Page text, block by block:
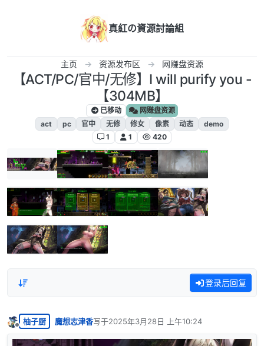
真紅の資源討論組
主页 资源发布区 网赚盘资源
【ACT/PC/官中/无修】I will purify you -
【304MB】
已移动
网赚盘资源
act
pc 官中 无修 修女 像素 动态
demo
1
1 420
登录后回复
离线
柚子厨 魔想志津香写于2025年3月28日 上午10:24
最后由 编辑